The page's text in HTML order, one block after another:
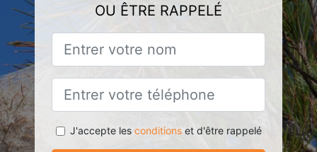
OU ÊTRE RAPPELÉ
J'accepte les conditionset d'être rappelé